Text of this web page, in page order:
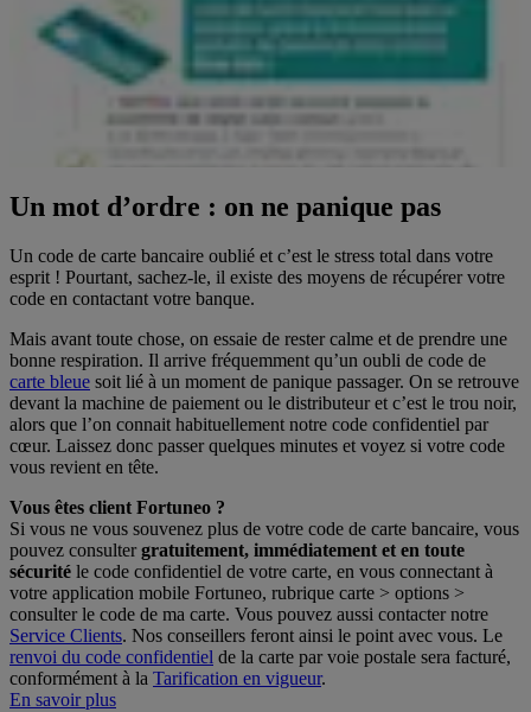
Un mot d’ordre : on ne panique pas
Un code de carte bancaire oublié et c’est le stress total dans votre
esprit ! Pourtant, sachez-le, il existe des moyens de récupérer votre
code en contactant votre banque.
Mais avant toute chose, on essaie de rester calme et de prendre une
bonne respiration. Il arrive fréquemment qu’un oubli de code de
carte bleue soit lié à un moment de panique passager. On se retrouve
devant la machine de paiement ou le distributeur et c’est le trou noir,
alors que l’on connait habituellement notre code confidentiel par
cœur. Laissez donc passer quelques minutes et voyez si votre code
vous revient en tête.
Vous êtes client Fortuneo ?
Si vous ne vous souvenez plus de votre code de carte bancaire, vous
pouvez consultergratuitement, immédiatement et en toute
sécurité le code confidentiel de votre carte, en vous connectant à
votre application mobile Fortuneo, rubrique carte > options >
consulter le code de ma carte. Vous pouvez aussi contacter notre
Service Clients. Nos conseillers feront ainsi le point avec vous. Le
renvoi du code confidentiel de la carte par voie postale sera facturé,
conformément à la Tarification en vigueur.
En savoir plus